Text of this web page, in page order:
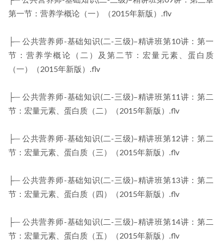
第一节：营养学概论（一）（2015年新版）.flv
├─ 公共营养师-基础知识(二-三级)–精讲班第10讲：第一
节：营养学概论（二）及第二节：宏量元素、蛋白质
（一）（2015年新版）.flv
├─ 公共营养师-基础知识(二-三级)–精讲班第11讲：第二
节：宏量元素、蛋白质（二）（2015年新版）.flv
├─ 公共营养师-基础知识(二-三级)–精讲班第12讲：第二
节：宏量元素、蛋白质（三）（2015年新版）.flv
├─ 公共营养师-基础知识(二-三级)–精讲班第13讲：第二
节：宏量元素、蛋白质（四）（2015年新版）.flv
├─ 公共营养师-基础知识(二-三级)–精讲班第14讲：第二
节：宏量元素、蛋白质（五）（2015年新版）.flv